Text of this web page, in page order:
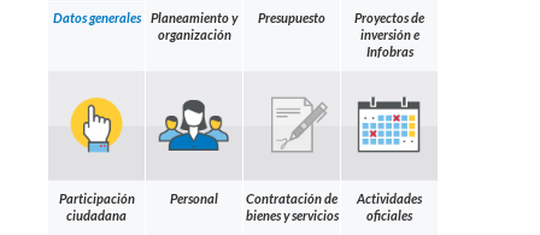
Datos generales
Planeamiento y
organización
Presupuesto
Proyectos de
inversión e
Infobras
Participación
ciudadana
Personal
Contratación de
bienes y servicios
Actividades
oficiales